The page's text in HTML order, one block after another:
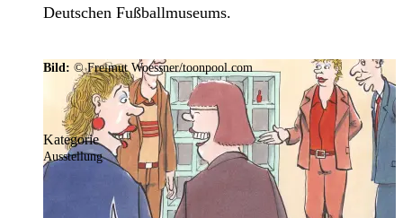
Deutschen Fußballmuseums.
Bild: © Freimut Woessner/toonpool.com
Kategorie
Ausstellung